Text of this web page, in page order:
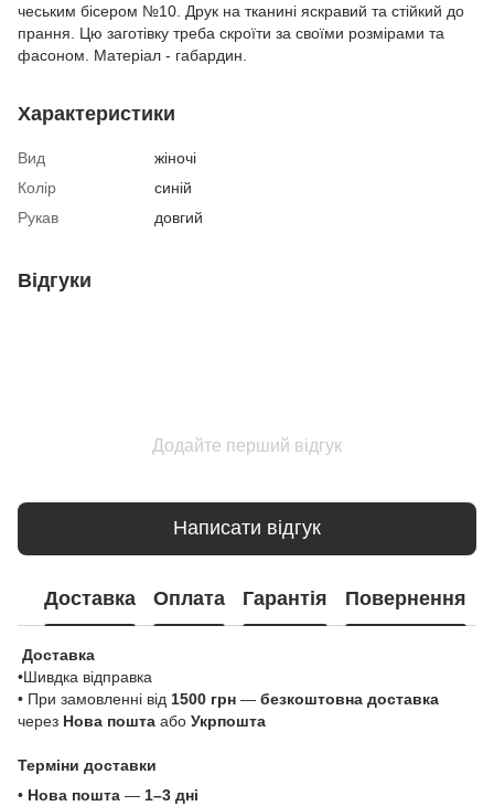
чеським бісером №10. Друк на тканині яскравий та стійкий до
прання. Цю заготівку треба скроїти за своїми розмірами та
фасоном. Матеріал - габардин.
Характеристики
Вид
жіночі
Колір
синій
Рукав
довгий
Відгуки
Додайте перший відгук
Написати відгук
Доставка Оплата Гарантія Повернення
Доставка
•Шивдка відправка
• При замовленні від 1500 грн — безкоштовна доставка
через Нова пошта або Укрпошта
Терміни доставки
• Нова пошта — 1–3 дні